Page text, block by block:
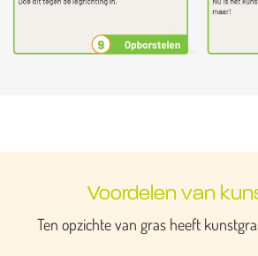
Voordelen van
Ten opzichte van gras heeft